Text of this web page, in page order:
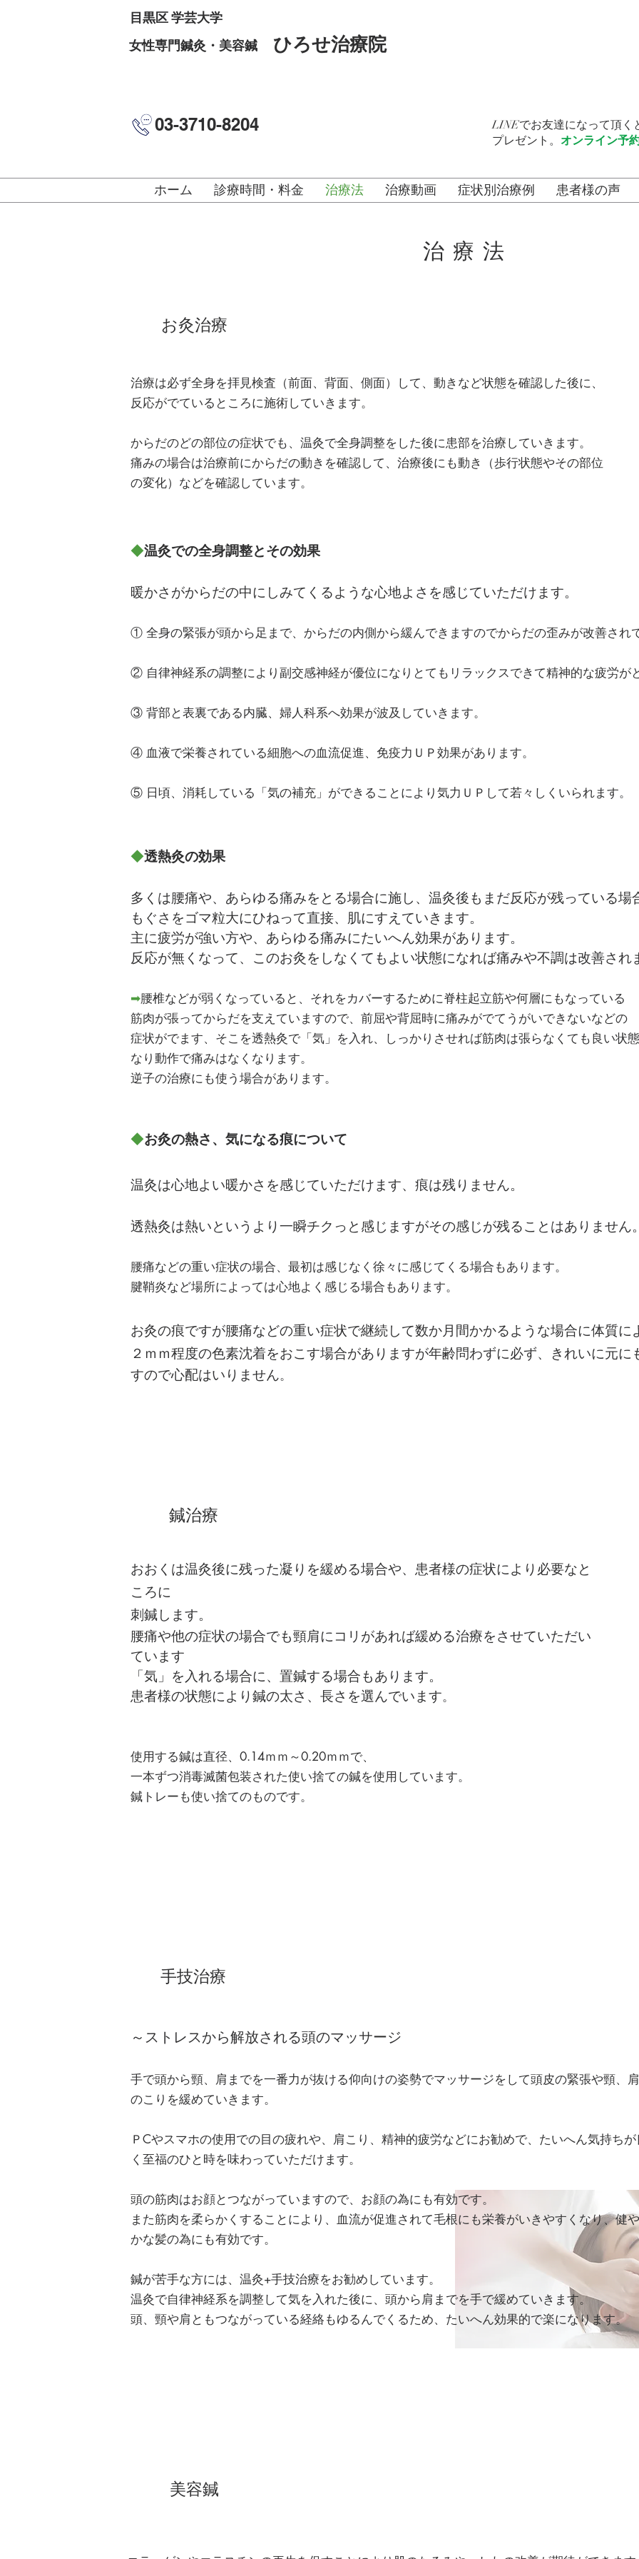
目黒区 学芸大学
女性専門鍼灸・美容鍼
ひろせ治療院
03-3710-8204
LINEでお友達になって頂く
プレゼント。 オンライン予
ホーム 診療時間・料金 治療法 治療動画 症状別治療例 患者様の声
治療法
​お灸治療
治療は必ず全身を拝見検査（前面、背面、側面）して、動きなど状態を確認した後に、
反応がでているところに施術していきます。
からだのどの部位の症状でも、温灸で全身調整をした後に患部を治療していきます。
痛みの場合は治療前にからだの動きを確認して、治療後にも動き（歩行状態やその部位
の変化）などを確認しています。
◆温灸での全身調整とその効果
暖かさがからだの中にしみてくるような心地よさを感じていただけます。
① 全身の緊張が頭から足まで、からだの内側から緩んできますのでからだの歪みが改善され
② 自律神経系の調整により副交感神経が優位になりとてもリラックスできて精神的な疲労が
③ 背部と表裏である内臓、婦人科系へ効果が波及していきます。
④ 血液で栄養されている細胞への血流促進、免疫力ＵＰ効果があります。
⑤ 日頃、消耗している「気の補充」ができることにより気力ＵＰして若々しくいられます。
◆透熱灸の効果
多くは腰痛や、あらゆる痛みをとる場合に施し、温灸後もまだ反応が残っている場
もぐさをゴマ粒大にひねって直接、肌にすえていきます。
主に疲労が強い方や、あらゆる痛みにたいへん効果があります。
反応が無くなって、このお灸をしなくてもよい状態になれば痛みや不調は改善され
➡腰椎などが弱くなっていると、それをカバーするために脊柱起立筋や何層にもなっている
筋肉が張ってからだを支えていますので、前屈や背屈時に痛みがでてうがいできないなどの
症状がでます、そこを透熱灸で「気」を入れ、しっかりさせれば筋肉は張らなくても良い状
なり動作で痛みはなくなります。
逆子の治療にも使う場合があります。
◆お灸の熱さ、気になる痕について
温灸は心地よい暖かさを感じていただけます、痕は残りません。
透熱灸は熱いというより一瞬チクっと感じますがその感じが残ることはありません
腰痛などの重い症状の場合、最初は感じなく徐々に感じてくる場合もあります。
腱鞘炎など場所によっては心地よく感じる場合もあります。
お灸の痕ですが腰痛などの重い症状で継続して数か月間かかるような場合に体質に
２ｍｍ程度の色素沈着をおこす場合がありますが年齢問わずに必ず、きれいに元に
すので心配はいりません。
​鍼治療
おおくは温灸後に残った凝りを緩める場合や、患者様の症状により必要なと
ころに
刺鍼します。
腰痛や他の症状の場合でも頸肩にコリがあれば緩める治療をさせていただい
ています
「気」を入れる場合に、置鍼する場合もあります。
患者様の状態により鍼の太さ、長さを選んでいます。
使用する鍼は直径、0.14ｍｍ～0.20ｍｍで、
一本ずつ消毒滅菌包装された使い捨ての鍼を使用しています。
鍼トレーも使い捨てのものです。
​手技治療
～ストレスから解放される頭のマッサージ
手で頭から頸、肩までを一番力が抜ける仰向けの姿勢でマッサージをして頭皮の緊張や頸、肩
のこりを緩めていきます。
ＰCやスマホの使用での目の疲れや、肩こり、精神的疲労などにお勧めで、たいへん気持ちが
く至福のひと時を味わっていただけます。
頭の筋肉はお顔とつながっていますので、お顔の為にも有効です。
また筋肉を柔らかくすることにより、血流が促進されて毛根にも栄養がいきやすくなり、健や
かな髪の為にも有効です。
鍼が苦手な方には、温灸+手技治療をお勧めしています。
温灸で自律神経系を調整して気を入れた後に、頭から肩までを手で緩めていきます。
頭、頸や肩ともつながっている経絡もゆるんでくるため、たいへん効果的で楽になります。
美容鍼